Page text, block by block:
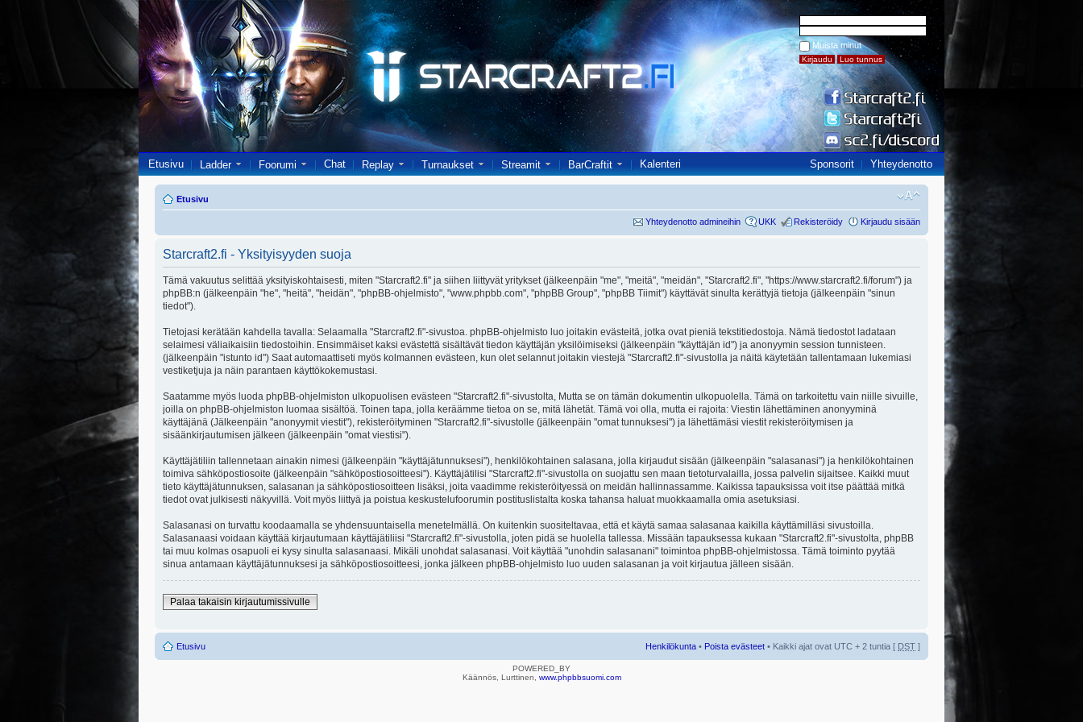
Muista minut
Etusivu Ladder Foorumi Chat Replay Turnaukset Streamit BarCraftit Kalenteri Sponsorit Yhteydenotto
Etusivu
Yhteydenotto admineihin UKK Rekisteröidy Kirjaudu sisään
Starcraft2.fi - Yksityisyyden suoja
Tämä vakuutus selittää yksityiskohtaisesti, miten "Starcraft2.fi" ja siihen liittyvät yritykset (jälkeenpäin "me", "meitä", "meidän", "Starcraft2.fi", "https://www.starcraft2.fi/forum") ja
phpBB:n (jälkeenpäin "he", "heitä", "heidän", "phpBB-ohjelmisto", "www.phpbb.com", "phpBB Group", "phpBB Tiimit") käyttävät sinulta kerättyjä tietoja (jälkeenpäin "sinun
tiedot").
Tietojasi kerätään kahdella tavalla: Selaamalla "Starcraft2.fi"-sivustoa. phpBB-ohjelmisto luo joitakin evästeitä, jotka ovat pieniä tekstitiedostoja. Nämä tiedostot ladataan
selaimesi väliaikaisiin tiedostoihin. Ensimmäiset kaksi evästettä sisältävät tiedon käyttäjän yksilöimiseksi (jälkeenpäin "käyttäjän id") ja anonyymin session tunnisteen.
(jälkeenpäin "istunto id") Saat automaattiseti myös kolmannen evästeen, kun olet selannut joitakin viestejä "Starcraft2.fi"-sivustolla ja näitä käytetään tallentamaan lukemiasi
vestiketjuja ja näin parantaen käyttökokemustasi.
Saatamme myös luoda phpBB-ohjelmiston ulkopuolisen evästeen "Starcraft2.fi"-sivustolta, Mutta se on tämän dokumentin ulkopuolella. Tämä on tarkoitettu vain niille sivuille,
joilla on phpBB-ohjelmiston luomaa sisältöä. Toinen tapa, jolla keräämme tietoa on se, mitä lähetät. Tämä voi olla, mutta ei rajoita: Viestin lähettäminen anonyyminä
käyttäjänä (Jälkeenpäin "anonyymit viestit"), rekisteröityminen "Starcraft2.fi"-sivustolle (jälkeenpäin "omat tunnuksesi") ja lähettämäsi viestit rekisteröitymisen ja
sisäänkirjautumisen jälkeen (jälkeenpäin "omat viestisi").
Käyttäjätiliin tallennetaan ainakin nimesi (jälkeenpäin "käyttäjätunnuksesi"), henkilökohtainen salasana, jolla kirjaudut sisään (jälkeenpäin "salasanasi") ja henkilökohtainen
toimiva sähköpostiosoite (jälkeenpäin "sähköpostiosoitteesi"). Käyttäjätilisi "Starcraft2.fi"-sivustolla on suojattu sen maan tietoturvalailla, jossa palvelin sijaitsee. Kaikki muut
tieto käyttäjätunnuksen, salasanan ja sähköpostiosoitteen lisäksi, joita vaadimme rekisteröityessä on meidän hallinnassamme. Kaikissa tapauksissa voit itse päättää mitkä
tiedot ovat julkisesti näkyvillä. Voit myös liittyä ja poistua keskustelufoorumin postituslistalta koska tahansa haluat muokkaamalla omia asetuksiasi.
Salasanasi on turvattu koodaamalla se yhdensuuntaisella menetelmällä. On kuitenkin suositeltavaa, että et käytä samaa salasanaa kaikilla käyttämilläsi sivustoilla.
Salasanaasi voidaan käyttää kirjautumaan käyttäjätiliisi "Starcraft2.fi"-sivustolla, joten pidä se huolella tallessa. Missään tapauksessa kukaan "Starcraft2.fi"-sivustolta, phpBB
tai muu kolmas osapuoli ei kysy sinulta salasanaasi. Mikäli unohdat salasanasi. Voit käyttää "unohdin salasanani" toimintoa phpBB-ohjelmistossa. Tämä toiminto pyytää
sinua antamaan käyttäjätunnuksesi ja sähköpostiosoitteesi, jonka jälkeen phpBB-ohjelmisto luo uuden salasanan ja voit kirjautua jälleen sisään.
Palaa takaisin kirjautumissivulle
Etusivu Henkilökunta • Poista evästeet • Kaikki ajat ovat UTC + 2 tuntia [ DST ]
POWERED_BY
Käännös, Lurttinen, www.phpbbsuomi.com